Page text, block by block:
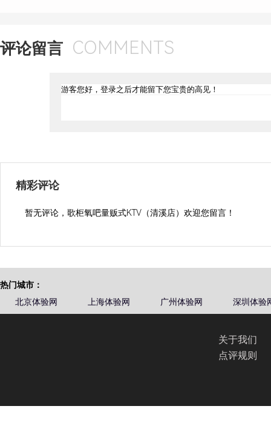
评论留言 COMMENTS
精彩评论
暂无评论，歌柜氧吧量贩式KTV（清溪店）欢迎您留言！
热门城市：
北京体验网
上海体验网 广州体验网 深圳体验
关于我们
点评规则